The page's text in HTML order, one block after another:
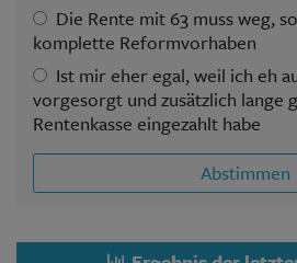
Die Rente mit 63 muss weg,
komplette Reformvorhaben
Ist mir eher egal, weil ich eh
vorgesorgt und zusätzlich lange
Rentenkasse eingezahlt habe
Abstimmen